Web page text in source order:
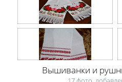
Вышиванки и